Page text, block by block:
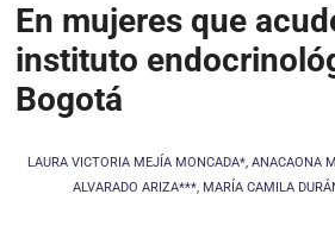
En mujeres que
instituto
Bogotá
LAURA VICTORIA MEJÍA MONCADA*, ANACAONA
ALVARADO ARIZA***, MARÍA CAMILA